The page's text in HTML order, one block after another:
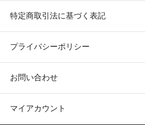
特定商取引法に基づく表記
プライバシーポリシー
お問い合わせ
マイアカウント